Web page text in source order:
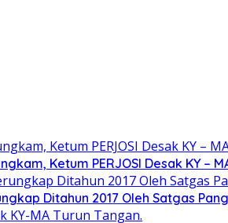
Ketum PERJOSI Desak KY –
Ditahun 2017 Oleh Satgas